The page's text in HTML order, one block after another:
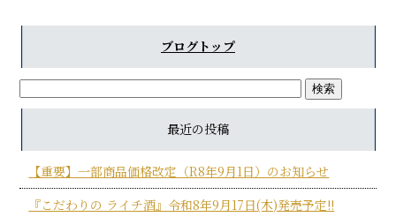
ブログトップ
最近の投稿
【重要】一部商品価格改定（R8年9月1日）のお知らせ
『こだわりの ライチ酒』令和8年9月17日(木)発売予定!!